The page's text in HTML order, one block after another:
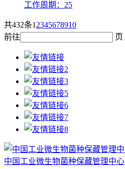
工作周期：25
共432条1 2345678910
前往
页
中国工业微生物菌种保藏管理中心